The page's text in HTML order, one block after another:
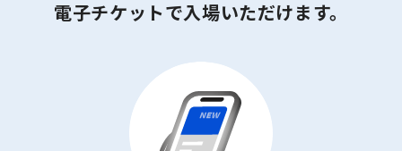
電子チケットで入場いただけます。